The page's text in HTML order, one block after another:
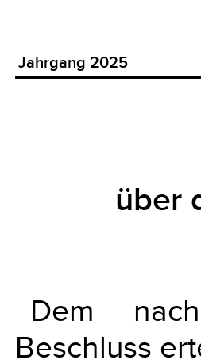
Jahrgang 2025
über
Dem
Beschluss